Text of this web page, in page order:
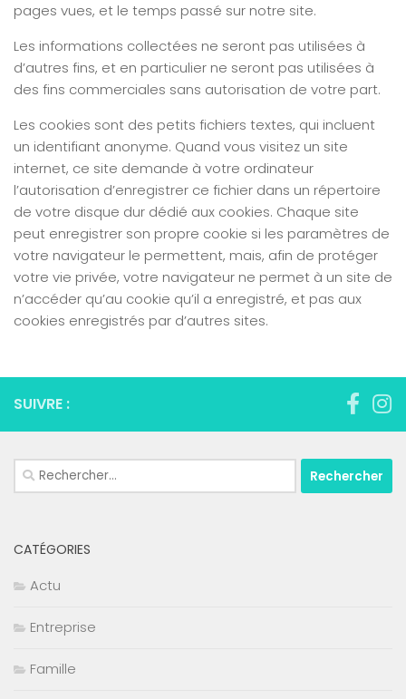
pages vues, et le temps passé sur notre site.
Les informations collectées ne seront pas utilisées à
d’autres fins, et en particulier ne seront pas utilisées à
des fins commerciales sans autorisation de votre part.
Les cookies sont des petits fichiers textes, qui incluent
un identifiant anonyme. Quand vous visitez un site
internet, ce site demande à votre ordinateur
l’autorisation d’enregistrer ce fichier dans un répertoire
de votre disque dur dédié aux cookies. Chaque site
peut enregistrer son propre cookie si les paramètres de
votre navigateur le permettent, mais, afin de protéger
votre vie privée, votre navigateur ne permet à un site de
n’accéder qu’au cookie qu’il a enregistré, et pas aux
cookies enregistrés par d’autres sites.
SUIVRE :
Rechercher :
CATÉGORIES
Actu
Entreprise
Famille